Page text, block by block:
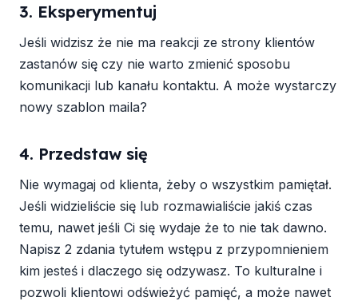
3. Eksperymentuj
Jeśli widzisz że nie ma reakcji ze strony klientów
zastanów się czy nie warto zmienić sposobu
komunikacji lub kanału kontaktu. A może wystarczy
nowy szablon maila?
4. Przedstaw się
Nie wymagaj od klienta, żeby o wszystkim pamiętał.
Jeśli widzieliście się lub rozmawialiście jakiś czas
temu, nawet jeśli Ci się wydaje że to nie tak dawno.
Napisz 2 zdania tytułem wstępu z przypomnieniem
kim jesteś i dlaczego się odzywasz. To kulturalne i
pozwoli klientowi odświeżyć pamięć, a może nawet